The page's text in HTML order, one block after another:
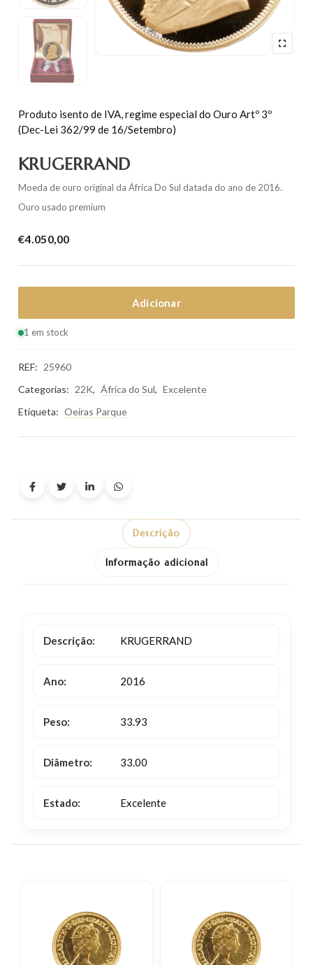
KRUGERRAND
Moeda de ouro original da África Do Sul datada do ano de 2016.
Ouro usado premium
€4.050,00
1 em stock
Adicionar
Produto isento de IVA, regime especial do Ouro Artº 3º
(Dec-Lei 362/99 de 16/Setembro)
REF: 25960
Categorias: 22K, África do Sul, Excelente
Etiqueta: Oeiras Parque
Descrição
Informação adicional
Descrição: KRUGERRAND
Ano: 2016
Peso: 33.93
Diâmetro: 33.00
Estado: Excelente